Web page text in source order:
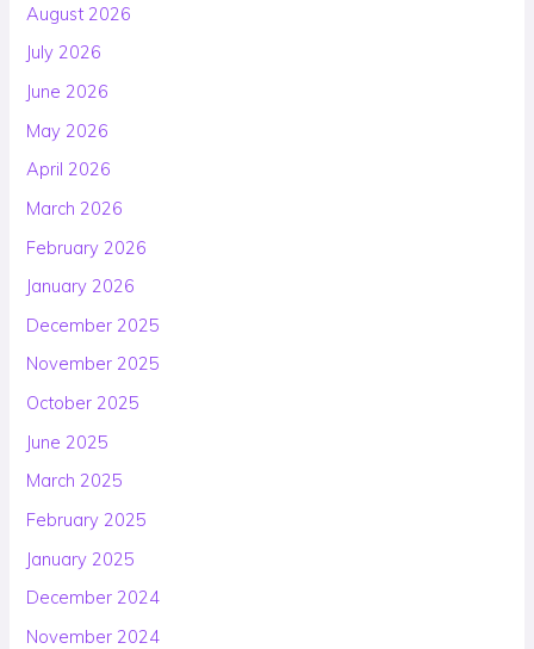
August 2026
July 2026
June 2026
May 2026
April 2026
March 2026
February 2026
January 2026
December 2025
November 2025
October 2025
June 2025
March 2025
February 2025
January 2025
December 2024
November 2024